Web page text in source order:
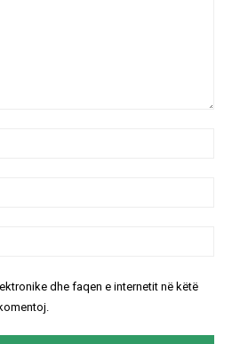
dhe faqen e internetit në këtë